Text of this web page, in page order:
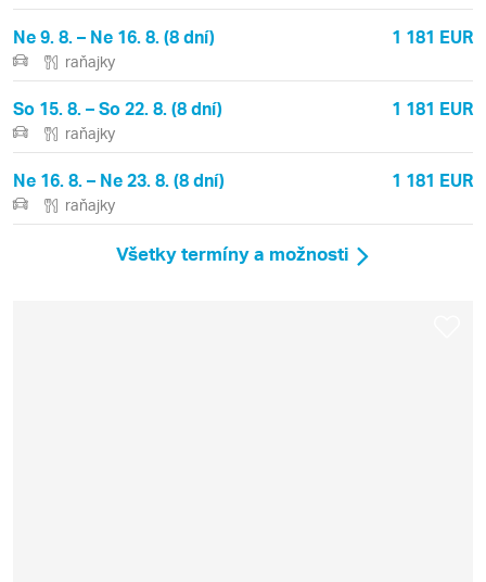
Ne 9. 8. – Ne 16. 8. (8 dní) 1 181 EUR
raňajky
So 15. 8. – So 22. 8. (8 dní) 1 181 EUR
raňajky
Ne 16. 8. – Ne 23. 8. (8 dní) 1 181 EUR
raňajky
Všetky termíny a možnosti